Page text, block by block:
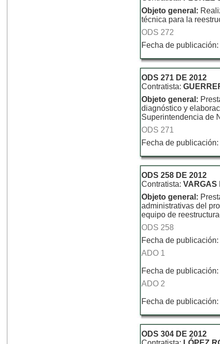
Objeto general:
técnica para la
ODS 272
Fecha de
ODS 271 DE 2012
Contratista:
Objeto general:
diagnóstico y
Superintendencia de
ODS 271
Fecha de
ODS 258 DE 2012
Contratista: VARGAS
Objeto general:
administrativas del
equipo de
ODS 258
Fecha de
ADO 1
Fecha de
ADO 2
Fecha de
ODS 304 DE 2012